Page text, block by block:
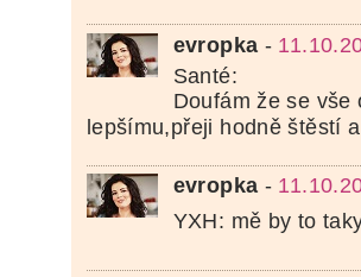
evropka -
Santé:
Doufám že se vše
lepšímu,přeji hodně štěstí
evropka -
YXH: mě by to